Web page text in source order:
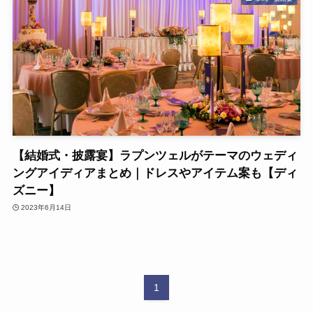
【結婚式・披露宴】ラプンツェルがテーマのウェディ
ングアイディアまとめ｜ドレスやアイテム案も【ディ
ズニー】
2023年6月14日
1